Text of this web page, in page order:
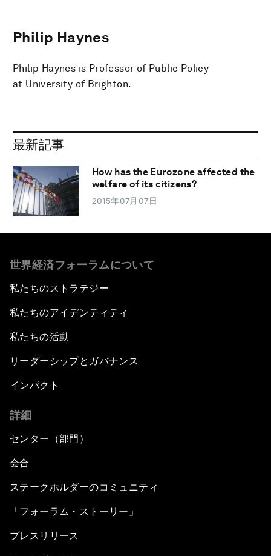
Philip Haynes
Philip Haynes is Professor of Public Policy
at University of Brighton.
最新記事
How has the Eurozone affected the
welfare of its citizens?
2015年07月07日
世界経済フォーラムについて
私たちのストラテジー
私たちのアイデンティティ
私たちの活動
リーダーシップとガバナンス
インパクト
詳細
センター（部門）
会合
ステークホルダーのコミュニティ
「フォーラム・ストーリー」
プレスリリース